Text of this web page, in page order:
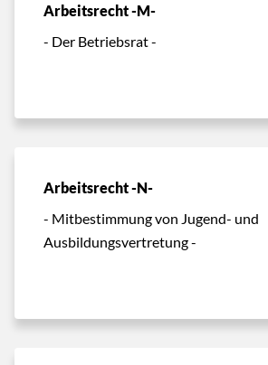
Arbeitsrecht -M-
- Der Betriebsrat -
Arbeitsrecht -N-
- Mitbestimmung von Jugend- und
Ausbildungsvertretung -